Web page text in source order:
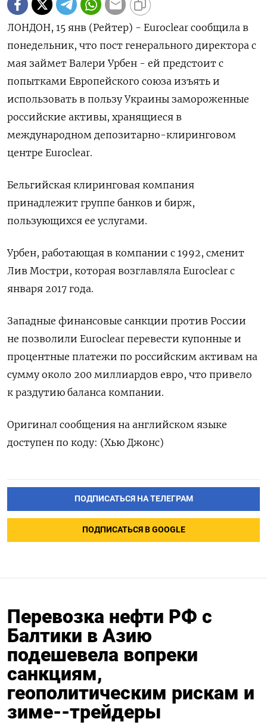
ЛОНДОН, 15 янв (Рейтер) - Euroclear сообщила в
понедельник, что пост генерального директора с
мая займет Валери Урбен - ей предстоит с
попытками Европейского союза изъять и
использовать в пользу Украины замороженные
российские активы, хранящиеся в
международном депозитарно-клиринговом
центре Euroclear.
Бельгийская клиринговая компания
принадлежит группе банков и бирж,
пользующихся ее услугами.
Урбен, работающая в компании с 1992, сменит
Лив Мостри, которая возглавляла Euroclear с
января 2017 года.
Западные финансовые санкции против России
не позволили Euroclear перевести купонные и
процентные платежи по российским активам на
сумму около 200 миллиардов евро, что привело
к раздутию баланса компании.
Оригинал сообщения на английском языке
доступен по коду: (Хью Джонс)
ПОДПИСАТЬСЯ НА ТЕЛЕГРАМ
ПОДПИСАТЬСЯ В GOOGLE
Перевозка нефти РФ с
Балтики в Азию
подешевела вопреки
санкциям,
геополитическим рискам и
зиме--трейдеры